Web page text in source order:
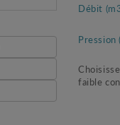
Débit
Pression
faible